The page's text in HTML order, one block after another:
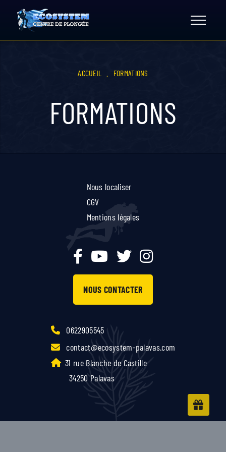
content
ACCUEIL FORMATIONS
FORMATIONS
Nous localiser
CGV
Mentions légales
NOUS CONTACTER
0622905545
contact@ecosystem-palavas.com
31 rue Blanche de Castille
34250 Palavas